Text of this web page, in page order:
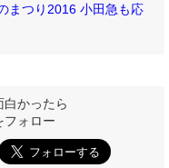
まつり2016 小田急も応
白かったら
フォロー